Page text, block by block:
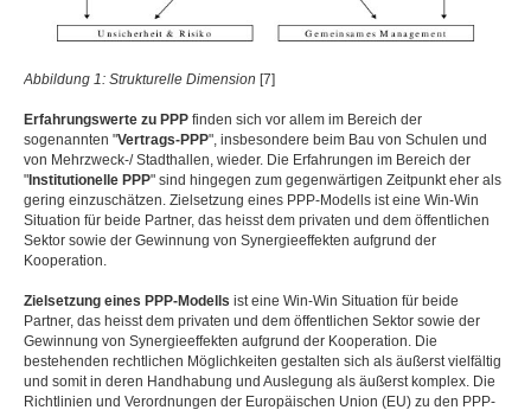
Abbildung 1: Strukturelle Dimension [7]
Erfahrungswerte zu PPP finden sich vor allem im Bereich der
sogenannten "Vertrags-PPP", insbesondere beim Bau von Schulen und
von Mehrzweck-/ Stadthallen, wieder. Die Erfahrungen im Bereich der
" Institutionelle PPP" sind hingegen zum gegenwärtigen Zeitpunkt eher als
gering einzuschätzen. Zielsetzung eines PPP-Modells ist eine Win-Win
Situation für beide Partner, das heisst dem privaten und dem öffentlichen
Sektor sowie der Gewinnung von Synergieeffekten aufgrund der
Kooperation.
Zielsetzung eines PPP-Modells ist eine Win-Win Situation für beide
Partner, das heisst dem privaten und dem öffentlichen Sektor sowie der
Gewinnung von Synergieeffekten aufgrund der Kooperation. Die
bestehenden rechtlichen Möglichkeiten gestalten sich als äußerst vielfältig
und somit in deren Handhabung und Auslegung als äußerst komplex. Die
Richtlinien und Verordnungen der Europäischen Union (EU) zu den PPP-